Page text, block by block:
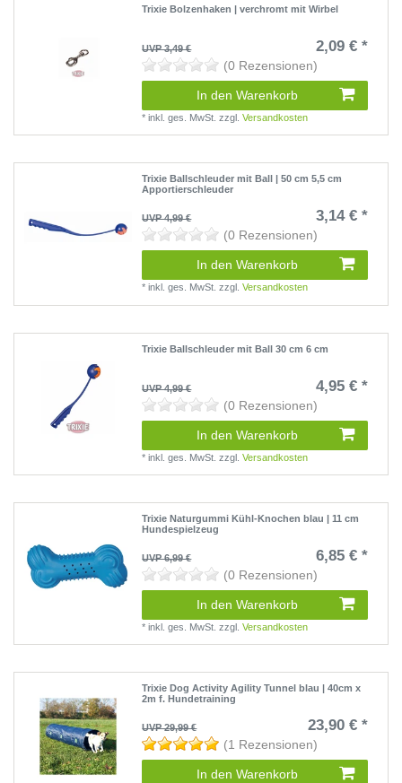
Trixie Bolzenhaken | verchromt mit Wirbel
UVP 3,49 € 2,09 € *
(0 Rezensionen)
In den Warenkorb
*inkl. ges. MwSt. zzgl.Versandkosten
Trixie Ballschleuder mit Ball | 50 cm 5,5 cm
Apportierschleuder
UVP 4,99 € 3,14 € *
(0 Rezensionen)
In den Warenkorb
*inkl. ges. MwSt. zzgl.Versandkosten
Trixie Ballschleuder mit Ball 30 cm 6 cm
UVP 4,99 € 4,95 € *
(0 Rezensionen)
In den Warenkorb
*inkl. ges. MwSt. zzgl.Versandkosten
Trixie Naturgummi Kühl-Knochen blau | 11 cm
Hundespielzeug
UVP 6,99 € 6,85 € *
(0 Rezensionen)
In den Warenkorb
*inkl. ges. MwSt. zzgl.Versandkosten
Trixie Dog Activity Agility Tunnel blau | 40cm x
2m f. Hundetraining
UVP 29,99 € 23,90 € *
(1 Rezensionen)
In den Warenkorb